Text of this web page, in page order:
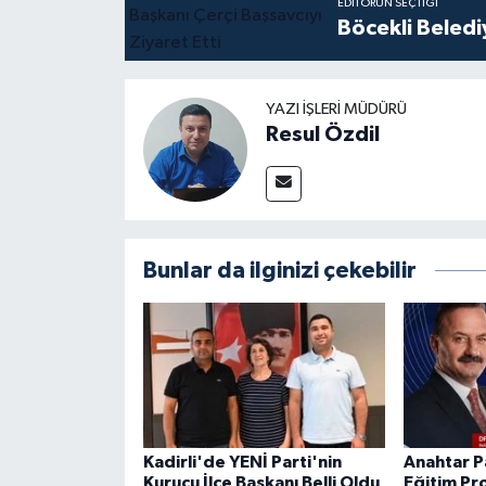
EDITÖRÜN SEÇTIĞI
Böcekli
YAZI İŞLERI MÜDÜRÜ
Resul Özdil
Bunlar da ilginizi çekebilir
Kadirli'de YENİ Parti'nin
Anahtar